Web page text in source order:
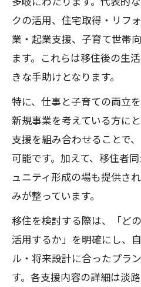
クの活用、住宅取得・リフ
業・起業支援、子育て世帯
ます。これらは移住後の生
きな手助けとなります。
特に、仕事と子育ての両立
新規事業を考えている方に
支援を組み合わせることで
可能です。加えて、移住者
ュニティ形成の場も提供さ
みが整っています。
移住を検討する際は、「ど
活用するか」を明確にし、
ル・将来設計に合ったプラ
す。各支援内容の詳細は淡